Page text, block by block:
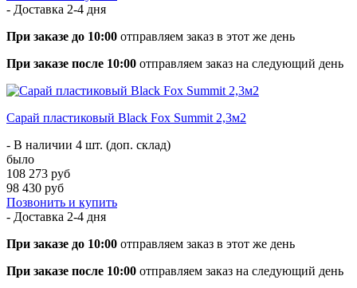
- Доставка 2-4 дня
При заказе до 10:00 отправляем заказ в этот же день
При заказе после 10:00 отправляем заказ на следующий день
Сарай пластиковый Black Fox Summit 2,3м2
- В наличии 4 шт. (доп. склад)
было
108 273 руб
98 430 руб
Позвонить и купить
- Доставка 2-4 дня
При заказе до 10:00 отправляем заказ в этот же день
При заказе после 10:00 отправляем заказ на следующий день